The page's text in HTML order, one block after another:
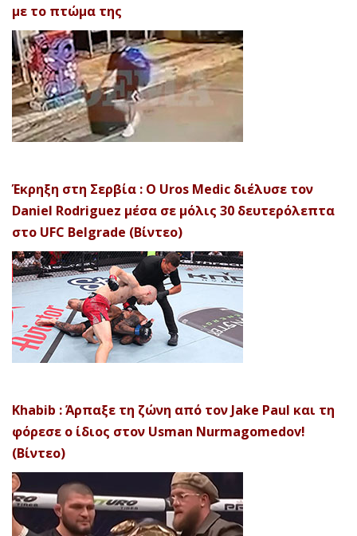
με το πτώμα της
Έκρηξη στη Σερβία : Ο Uros Medic διέλυσε τον
Daniel Rodriguez μέσα σε μόλις 30 δευτερόλεπτα
στο UFC Belgrade (Βίντεο)
Khabib : Άρπαξε τη ζώνη από τον Jake Paul και τη
φόρεσε ο ίδιος στον Usman Nurmagomedov!
(Βίντεο)